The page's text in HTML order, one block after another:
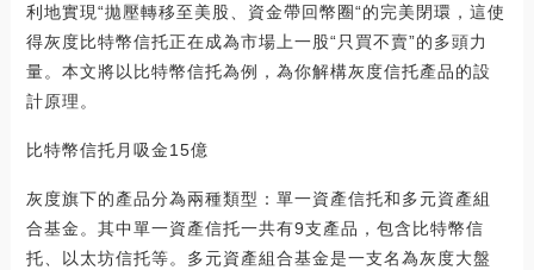
利地實現“拋壓轉移至美股、資金帶回幣圈“的完美閉環，這使
得灰度比特幣信托正在成為市場上一股“只買不賣”的多頭力
量。本文將以比特幣信托為例，為你解構灰度信托產品的設
計原理。
比特幣信托月吸金15億
灰度旗下的產品分為兩種類型：單一資產信托和多元資產組
合基金。其中單一資產信托一共有9支產品，包含比特幣信
托、以太坊信托等。多元資產組合基金是一支名為灰度大盤